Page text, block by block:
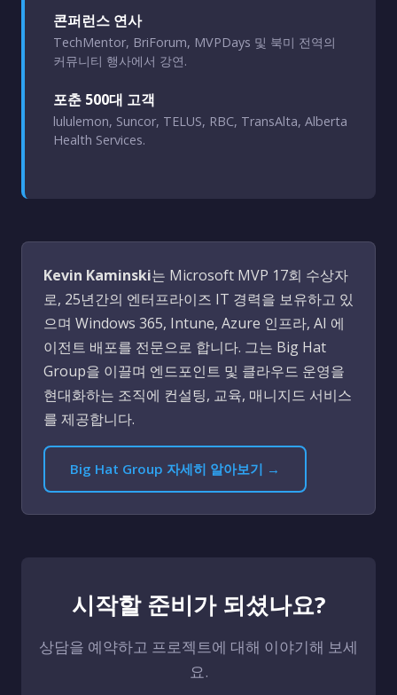
콘퍼런스 연사
TechMentor, BriForum, MVPDays 및 북미 전역의
커뮤니티 행사에서 강연.
포춘 500대 고객
lululemon, Suncor, TELUS, RBC, TransAlta, Alberta
Health Services.
Kevin Kaminski는 Microsoft MVP 17회 수상자
로, 25년간의 엔터프라이즈 IT 경력을 보유하고 있
으며 Windows 365, Intune, Azure 인프라, AI 에
이전트 배포를 전문으로 합니다. 그는 Big Hat
Group을 이끌며 엔드포인트 및 클라우드 운영을
현대화하는 조직에 컨설팅, 교육, 매니지드 서비스
를 제공합니다.
Big Hat Group 자세히 알아보기 →
시작할 준비가 되셨나요?
상담을 예약하고 프로젝트에 대해 이야기해 보세
요.